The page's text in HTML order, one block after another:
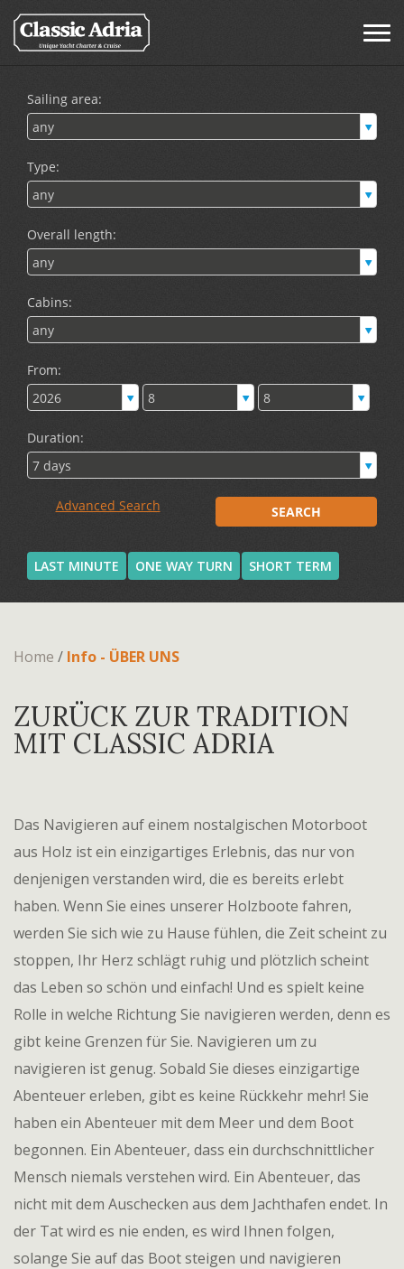
LAST MINUTE ONE WAY TURN SHORT TERM
Home / Info - ÜBER UNS
ZURÜCK ZUR TRADITION
MIT CLASSIC ADRIA
Das Navigieren auf einem nostalgischen Motorboot
aus Holz ist ein einzigartiges Erlebnis, das nur von
denjenigen verstanden wird, die es bereits erlebt
haben. Wenn Sie eines unserer Holzboote fahren,
werden Sie sich wie zu Hause fühlen, die Zeit scheint zu
stoppen, Ihr Herz schlägt ruhig und plötzlich scheint
das Leben so schön und einfach! Und es spielt keine
Rolle in welche Richtung Sie navigieren werden, denn es
gibt keine Grenzen für Sie. Navigieren um zu
navigieren ist genug. Sobald Sie dieses einzigartige
Abenteuer erleben, gibt es keine Rückkehr mehr! Sie
haben ein Abenteuer mit dem Meer und dem Boot
begonnen. Ein Abenteuer, dass ein durchschnittlicher
Mensch niemals verstehen wird. Ein Abenteuer, das
nicht mit dem Auschecken aus dem Jachthafen endet. In
der Tat wird es nie enden, es wird Ihnen folgen,
solange Sie auf das Boot steigen und navigieren